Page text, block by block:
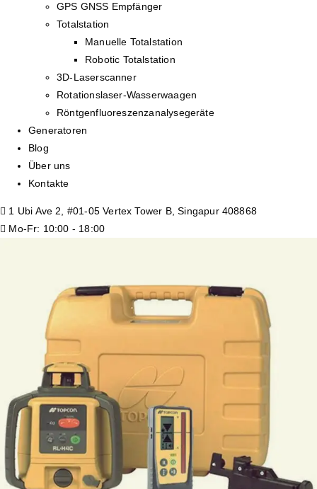
GPS GNSS Empfänger
Totalstation
Manuelle Totalstation
Robotic Totalstation
3D-Laserscanner
Rotationslaser-Wasserwaagen
Röntgenfluoreszenzanalysegeräte
Generatoren
Blog
Über uns
Kontakte
1 Ubi Ave 2, #01-05 Vertex Tower B, Singapur 408868
Mo-Fr: 10:00 - 18:00